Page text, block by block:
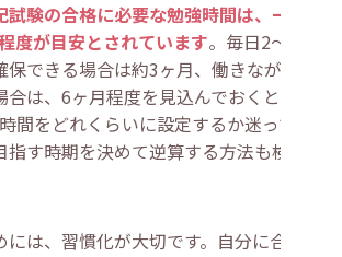
験の合格に必要な勉強時間は、一般的
度が目安とされています。毎日2〜3時
できる場合は約3ヶ月、働きながら資
は、6ヶ月程度を見込んでおくと安心
間をどれくらいに設定するか迷ってい
す時期を決めて逆算する方法も検討し
は、習慣化が大切です。自分に合った